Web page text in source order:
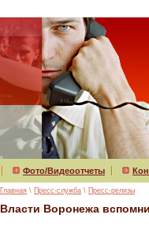
Фото/Видеоотчеты
Главная \ Пресс-служба \ Пресс-релизы
Власти Воронежа